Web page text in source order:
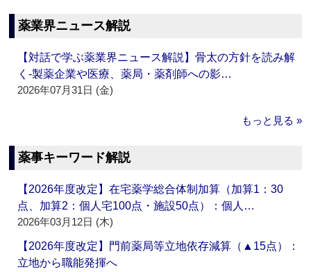
薬業界ニュース解説
【対話で学ぶ薬業界ニュース解説】骨太の方針を読み解
く‐製薬企業や医療、薬局・薬剤師への影…
2026年07月31日 (金)
もっと見る »
薬事キーワード解説
【2026年度改定】在宅薬学総合体制加算（加算1：30
点、加算2：個人宅100点・施設50点）：個人…
2026年03月12日 (木)
【2026年度改定】門前薬局等立地依存減算（▲15点）：
立地から職能発揮へ